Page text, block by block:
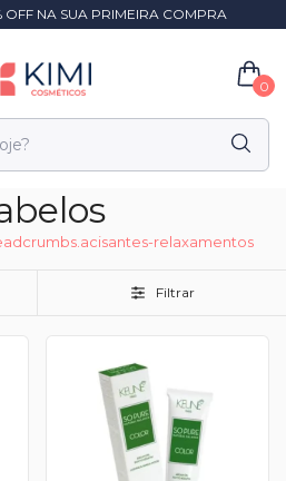
OFF NA SUA PRIMEIRA COMPRA
0
relaxamentos
Filtrar